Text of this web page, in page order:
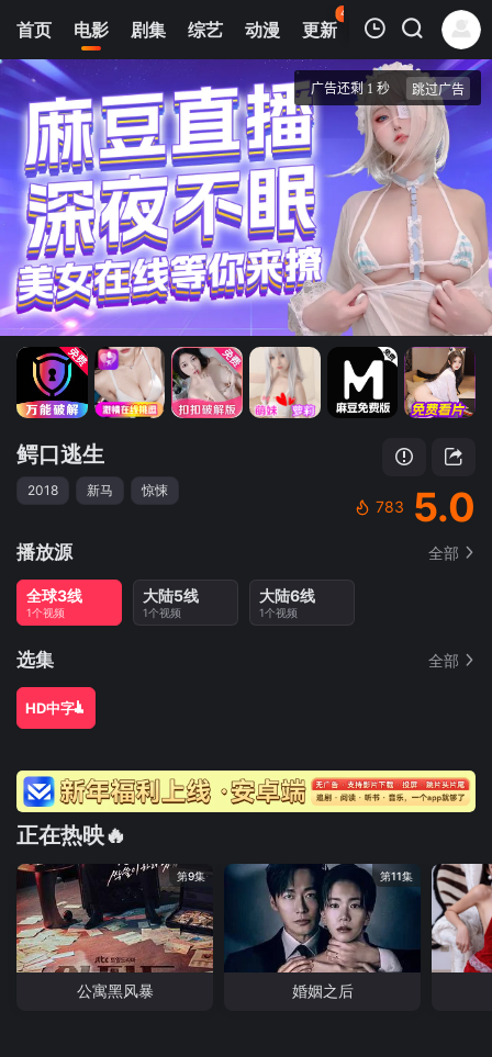
首页 电影 剧集 综艺 动漫 更新
42
热榜 APP
我的观影记录
HD中字
鳄口逃生
清空
鳄口逃生
2018 新马 惊悚
783 5.0
播放源 全部
全球3线
1个视频
大陆5线
1个视频
大陆6线
1个视频
选集 全部
HD中字
正在热映🔥
第9集
公寓黑风暴
第11集
婚姻之后